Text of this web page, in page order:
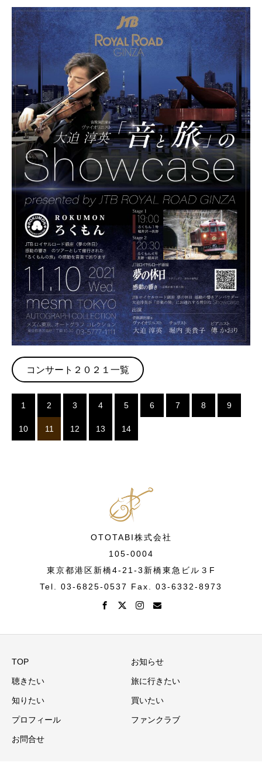
コンサート２０２１一覧
1 2 3 4 5 6 7 8 9
10 11 12 13 14
OTOTABI株式会社
105-0004
東京都港区新橋4-21-3新橋東急ビル３F
Tel. 03-6825-0537 Fax. 03-6332-8973
TOP お知らせ
聴きたい 旅に行きたい
知りたい 買いたい
プロフィール ファンクラブ
お問合せ